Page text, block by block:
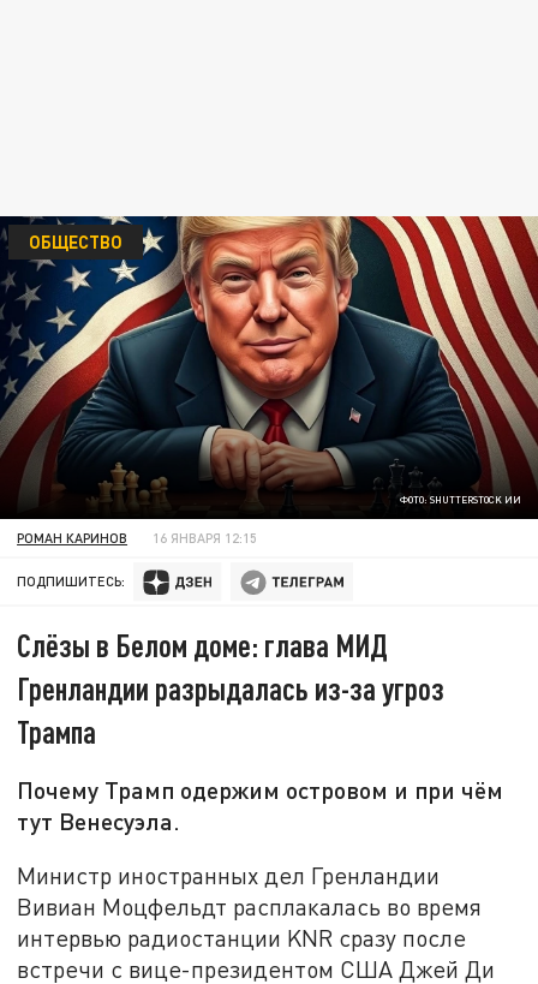
ФОТО: SHUTTERSTOCK ИИ
ОБЩЕСТВО
РОМАН КАРИНОВ 16 ЯНВАРЯ 12:15
ПОДПИШИТЕСЬ:
Слёзы в Белом доме: глава МИД
Гренландии разрыдалась из-за угроз
Трампа
Почему Трамп одержим островом и при чём
тут Венесуэла.
Министр иностранных дел Гренландии
Вивиан Моцфельдт расплакалась во время
интервью радиостанции KNR сразу после
встречи с вице-президентом США Джей Ди